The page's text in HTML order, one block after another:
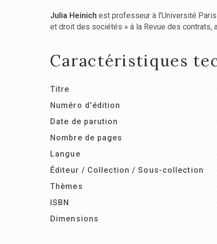
Julia Heinich est professeur à l’Université
et droit des sociétés » à la Revue des contrats,
Caractéristiques
Titre
Numéro d'édition
Date de parution
Nombre de pages
Langue
Éditeur / Collection / Sous-collection
Thèmes
ISBN
Dimensions